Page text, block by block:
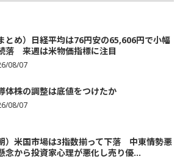
まとめ）日経平均は76円安の65,606円で小幅
落 来週は米物価指標に注目
08/07
体株の調整は底値をつけたか
08/07
朝）米国市場は3指数揃って下落 中東情勢悪
念から投資家心理が悪化し売り優...